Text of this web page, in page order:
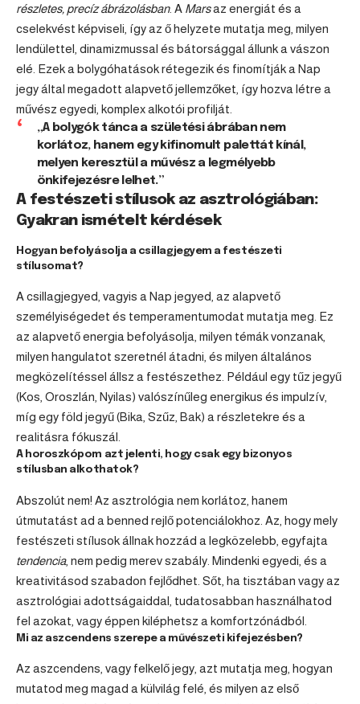
részletes, precíz ábrázolásban. A Marsaz energiát és a
cselekvést képviseli, így az ő helyzete mutatja meg, milyen
lendülettel, dinamizmussal és bátorsággal állunk a vászon
elé. Ezek a bolygóhatások rétegezik és finomítják a Nap
jegy által megadott alapvető jellemzőket, így hozva létre a
művész egyedi, komplex alkotói profilját.
„A bolygók tánca a születési ábrában nem
korlátoz, hanem egy kifinomult palettát kínál,
melyen keresztül a művész a legmélyebb
önkifejezésre lelhet.”
A festészeti stílusok az asztrológiában:
Gyakran ismételt kérdések
Hogyan befolyásolja a csillagjegyem a festészeti
stílusomat?
A csillagjegyed, vagyis a Nap jegyed, az alapvető
személyiségedet és temperamentumodat mutatja meg. Ez
az alapvető energia befolyásolja, milyen témák vonzanak,
milyen hangulatot szeretnél átadni, és milyen általános
megközelítéssel állsz a festészethez. Például egy tűz jegyű
(Kos, Oroszlán, Nyilas) valószínűleg energikus és impulzív,
míg egy föld jegyű (Bika, Szűz, Bak) a részletekre és a
realitásra fókuszál.
A horoszkópom azt jelenti, hogy csak egy bizonyos
stílusban alkothatok?
Abszolút nem! Az asztrológia nem korlátoz, hanem
útmutatást ad a benned rejlő potenciálokhoz. Az, hogy mely
festészeti stílusok állnak hozzád a legközelebb, egyfajta
tendencia, nem pedig merev szabály. Mindenki egyedi, és a
kreativitásod szabadon fejlődhet. Sőt, ha tisztában vagy az
asztrológiai adottságaiddal, tudatosabban használhatod
fel azokat, vagy éppen kiléphetsz a komfortzónádból.
Mi az aszcendens szerepe a művészeti kifejezésben?
Az aszcendens, vagy felkelő jegy, azt mutatja meg, hogyan
mutatod meg magad a külvilág felé, és milyen az első